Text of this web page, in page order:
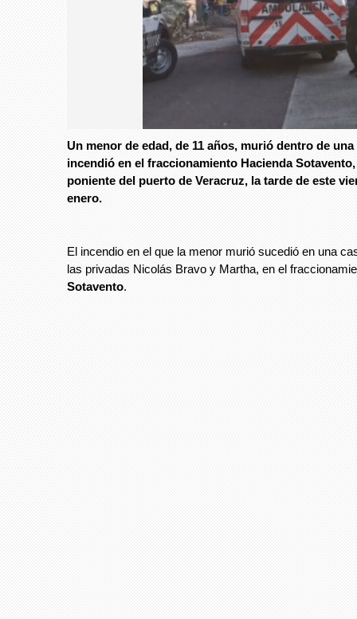
Un menor de edad, de 11 años, murió dentro de una
incendió en el fraccionamiento Hacienda
poniente del puerto de Veracruz, la tarde de este
enero.
El incendio en el que la menor murió sucedió en una
las privadas Nicolás Bravo y Martha, en el
Sotavento.